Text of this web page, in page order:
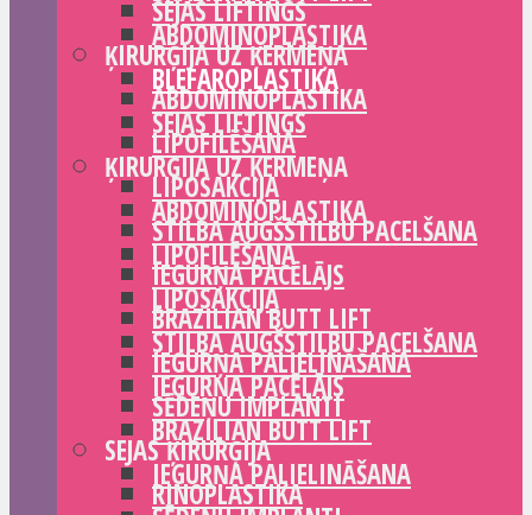
SEJAS LIFTINGS
ĶIRURĢIJA UZ ĶERMEŅA
ABDOMINOPLASTIKA
LIPOFILĒŠANA
LIPOSAKCIJA
STILBA AUGŠSTILBU PACELŠANA
IEGURŅA PACĒLĀJS
BRAZILIAN BUTT LIFT
IEGURŅA PALIELINĀŠANA
SĒDEŅU IMPLANTI
SEJAS ĶIRURĢIJA
RINOPLASTIKA
ABDOMINOPLASTIKA
BLEFAROPLASTIKA
SEJAS LIFTINGS
ĶIRURĢIJA UZ ĶERMEŅA
ABDOMINOPLASTIKA
LIPOFILĒŠANA
LIPOSAKCIJA
STILBA AUGŠSTILBU PACELŠANA
IEGURŅA PACĒLĀJS
BRAZILIAN BUTT LIFT
IEGURŅA PALIELINĀŠANA